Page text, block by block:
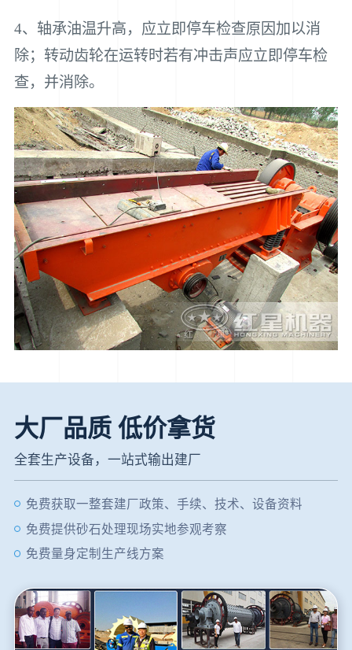
4、轴承油温升高，应立即停车检查原因加以消
除；转动齿轮在运转时若有冲击声应立即停车检
查，并消除。
大厂品质 低价拿货
全套生产设备，一站式输出建厂
免费获取一整套建厂政策、手续、技术、设备资料
免费提供砂石处理现场实地参观考察
免费量身定制生产线方案